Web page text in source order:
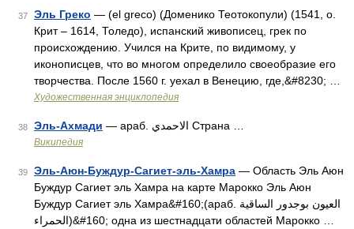
37 Эль Греко — (el greco) (Доменико Теотокопули) (1541, о.
Крит – 1614, Толедо), испанский живописец, грек по
происхождению. Учился на Крите, по видимому, у
иконописцев, что во многом определило своеобразие его
творчества. После 1560 г. уехал в Венецию, где,&#8230; …
Художественная энциклопедия
38 Эль-Ахмади — араб. الاحمدي‎‎ Страна …
Википедия
39 Эль-Аюн-Буждур-Сагиет-эль-Хамра — Область Эль Аюн
Буждур Сагиет эль Хамра на карте Марокко Эль Аюн
Буждур Сагиет эль Хамра&#160;(араб. العيون بوجدور الساقية
الحمراء‎‎)&#160; одна из шестнадцати областей Марокко …